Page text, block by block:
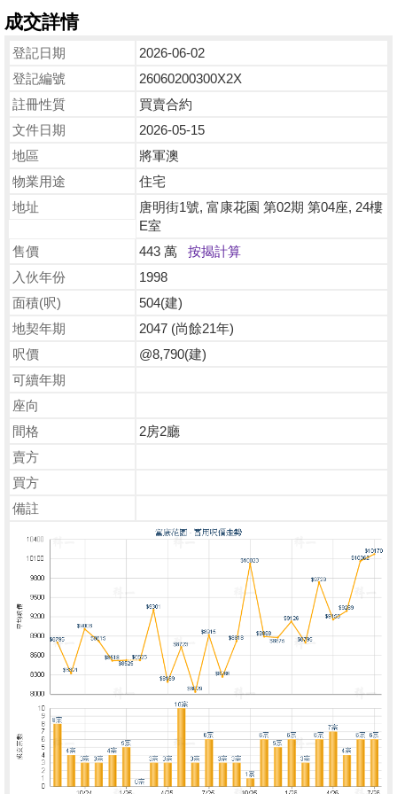
成交詳情
登記日期
2026-06-02
登記編號
26060200300X2X
註冊性質
買賣合約
文件日期
2026-05-15
地區
將軍澳
物業用途
住宅
地址
唐明街1號, 富康花園 第02期 第04座, 24樓
E室
售價
443 萬 按揭計算
入伙年份
1998
面積(呎)
504(建)
地契年期
2047 (尚餘21年)
呎價
@8,790(建)
可續年期
座向
間格
2房2廳
賣方
買方
備註